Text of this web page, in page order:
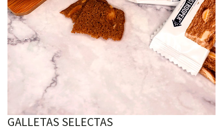
GALLETAS SELECTAS